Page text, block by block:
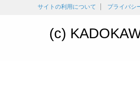
サイトの利用について プライバシ
(c)